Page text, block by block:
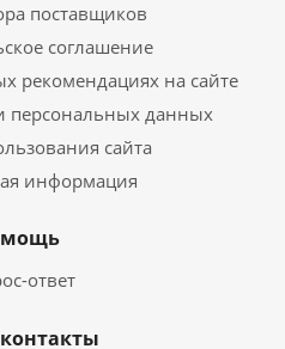
поставщиков
соглашение
рекомендациях на сайте
персональных данных
сайта
информация
ответ